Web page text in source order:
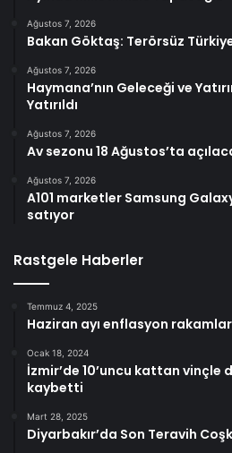
Ağustos 7, 2026
Bakan Göktaş: Terörsüz
Ağustos 7, 2026
Haymana’nın Geleceği ve
Yatırıldı
Ağustos 7, 2026
Av sezonu 18 Ağustos’ta
Ağustos 7, 2026
A101 marketler Samsung Galaxy
satıyor
Rastgele Haberler
Temmuz 4, 2025
Haziran ayı enflasyon
Ocak 18, 2024
İzmir’de 10’uncu kattan vinçle
kaybetti
Mart 28, 2025
Diyarbakır’da Son Teravih